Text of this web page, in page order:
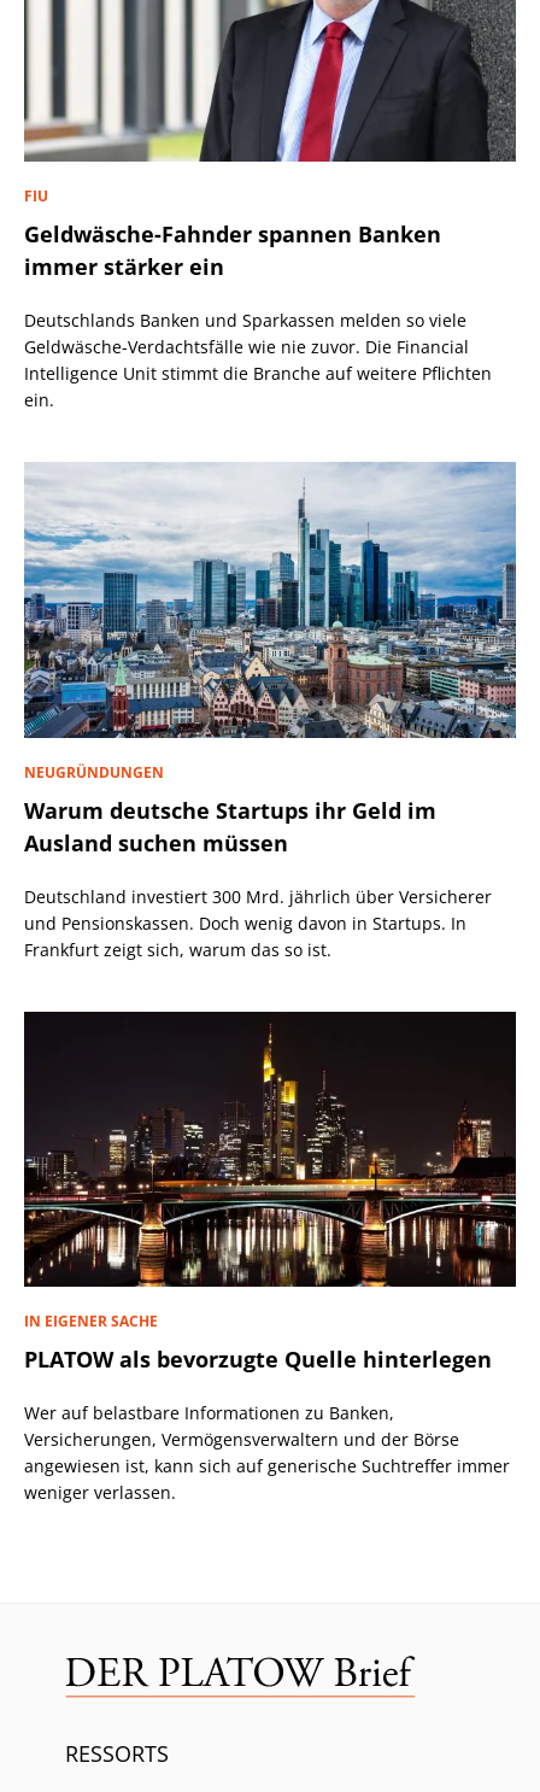
FIU
Geldwäsche-Fahnder spannen Banken
immer stärker ein
Deutschlands Banken und Sparkassen melden so viele
Geldwäsche-Verdachtsfälle wie nie zuvor. Die Financial
Intelligence Unit stimmt die Branche auf weitere Pflichten
ein.
NEUGRÜNDUNGEN
Warum deutsche Startups ihr Geld im
Ausland suchen müssen
Deutschland investiert 300 Mrd. jährlich über Versicherer
und Pensionskassen. Doch wenig davon in Startups. In
Frankfurt zeigt sich, warum das so ist.
IN EIGENER SACHE
PLATOW als bevorzugte Quelle hinterlegen
Wer auf belastbare Informationen zu Banken,
Versicherungen, Vermögensverwaltern und der Börse
angewiesen ist, kann sich auf generische Suchtreffer immer
weniger verlassen.
RESSORTS